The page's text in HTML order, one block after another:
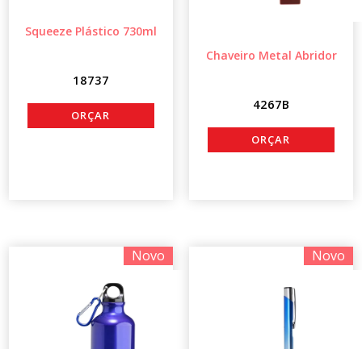
Squeeze Plástico 730ml
18737
Chaveiro Metal Abridor
4267B
Novo Novo